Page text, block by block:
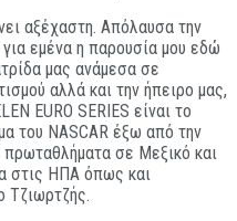
αξέχαστη. Απόλαυσα την
εμένα η παρουσία μου εδώ
μας ανάμεσα σε
αλλά και την ήπειρο μας,
EURO SERIES είναι το
του NASCAR έξω από την
πρωταθλήματα σε Μεξικό και
στις ΗΠΑ όπως και
Τζιωρτζής.